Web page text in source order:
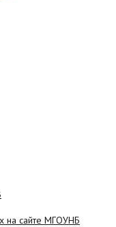
на сайте МГОУНБ